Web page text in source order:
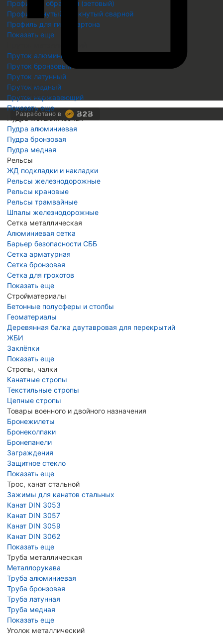
Профиль Z образный (зетовый)
Профиль гнутый замкнутый сварной
Профиль для гипсокартона
Показать еще
Пруток алюминиевый
Пруток бронзовый
Пруток латунный
Пруток медный
Пруток нержавеющий
Показать еще
Пудра металлическая
Пудра алюминиевая
Пудра бронзовая
Пудра медная
Рельсы
ЖД подкладки и накладки
Рельсы железнодорожные
Рельсы крановые
Рельсы трамвайные
Шпалы железнодорожные
Сетка металлическая
Алюминиевая сетка
Барьер безопасности СББ
Сетка арматурная
Сетка бронзовая
Сетка для грохотов
Показать еще
Стройматериалы
Бетонные полусферы и столбы
Геоматериалы
Деревянная балка двутавровая для перекрытий
ЖБИ
Заклёпки
Показать еще
Стропы, чалки
Канатные стропы
Текстильные стропы
Цепные стропы
Товары военного и двойного назначения
Бронежилеты
Бронеколпаки
Бронепанели
Заграждения
Защитное стекло
Показать еще
Трос, канат стальной
Зажимы для канатов стальных
Канат DIN 3053
Канат DIN 3057
Канат DIN 3059
Канат DIN 3062
Показать еще
Труба металлическая
Металлорукава
Труба алюминиевая
Труба бронзовая
Труба латунная
Труба медная
Показать еще
Уголок металлический
Скопировать
Скопировано
Разработано в